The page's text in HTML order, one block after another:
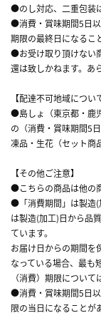
●のし対応、二重包装
●消費・賞味期間5日
期限の最終日になるこ
●お受け取り頂けない
還は致しかねます。あ
【配達不可地域につい
●島しょ（東京都・鹿
の（消費・賞味期間5
凍品・生花（セット商
【その他ご注意】
●こちらの商品は他の
●「消費期間」は製造(
は製造(加工)日から品
ています。
お届け日からの期間を
なっている場合、最も
（消費）期限について
●消費・賞味期間5日
限の当日になることが